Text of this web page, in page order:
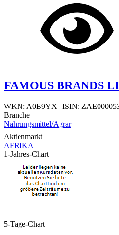
FAMOUS BRANDS
WKN: A0B9YX | ISIN:
Branche
Nahrungsmittel/Agrar
Aktienmarkt
AFRIKA
1-Jahres-Chart
5-Tage-Chart